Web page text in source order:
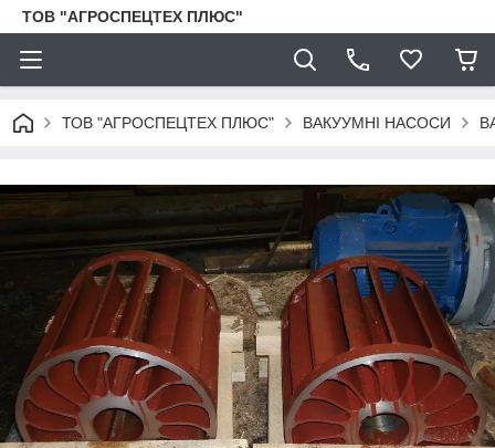
ТОВ "АГРОСПЕЦТЕХ ПЛЮС"
ТОВ "АГРОСПЕЦТЕХ ПЛЮС" ВАКУУМНІ НАСОСИ